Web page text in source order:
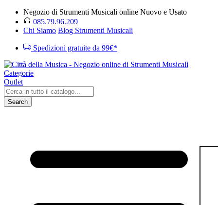
Negozio di Strumenti Musicali online Nuovo e Usato
085.79.96.209
Chi Siamo Blog Strumenti Musicali
Spedizioni gratuite da 99€*
Categorie
Outlet
Search